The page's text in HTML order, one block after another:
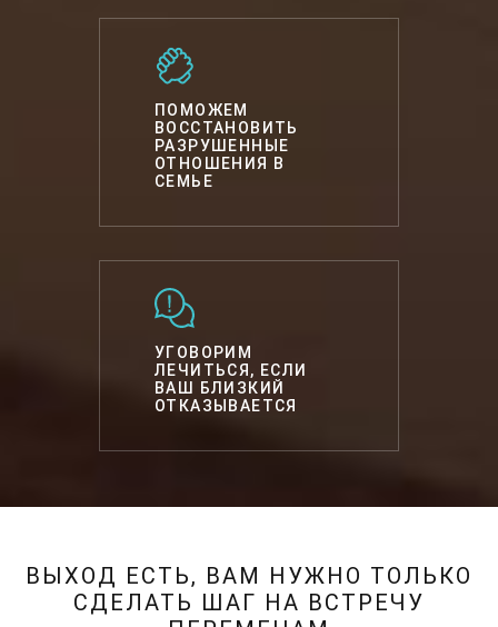
ПОМОЖЕМ
ВОССТАНОВИТЬ
РАЗРУШЕННЫЕ
ОТНОШЕНИЯ В
СЕМЬЕ
УГОВОРИМ
ЛЕЧИТЬСЯ, ЕСЛИ
ВАШ БЛИЗКИЙ
ОТКАЗЫВАЕТСЯ
ВЫХОД ЕСТЬ, ВАМ НУЖНО ТОЛЬКО
СДЕЛАТЬ ШАГ НА ВСТРЕЧУ